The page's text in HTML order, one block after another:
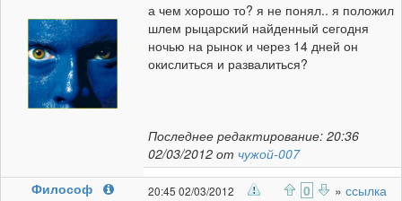
а чем хорошо то? я не понял.. я положил
шлем рыцарский найденный сегодня
ночью на рынок и через 14 дней он
окислиться и развалиться?
Последнее редактирование: 20:36
02/03/2012 от чужой-007
Философ
20:45 02/03/2012 0 » ссылка